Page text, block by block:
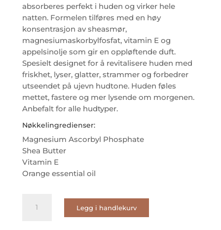
absorberes perfekt i huden og virker hele
natten. Formelen tilføres med en høy
konsentrasjon av sheasmør,
magnesiumaskorbylfosfat, vitamin E og
appelsinolje som gir en oppløftende duft.
Spesielt designet for å revitalisere huden med
friskhet, lyser, glatter, strammer og forbedrer
utseendet på ujevn hudtone. Huden føles
mettet, fastere og mer lysende om morgenen.
Anbefalt for alle hudtyper.
Nøkkelingredienser:
Magnesium Ascorbyl Phosphate
Shea Butter
Vitamin E
Orange essential oil
Legg i handlekurv